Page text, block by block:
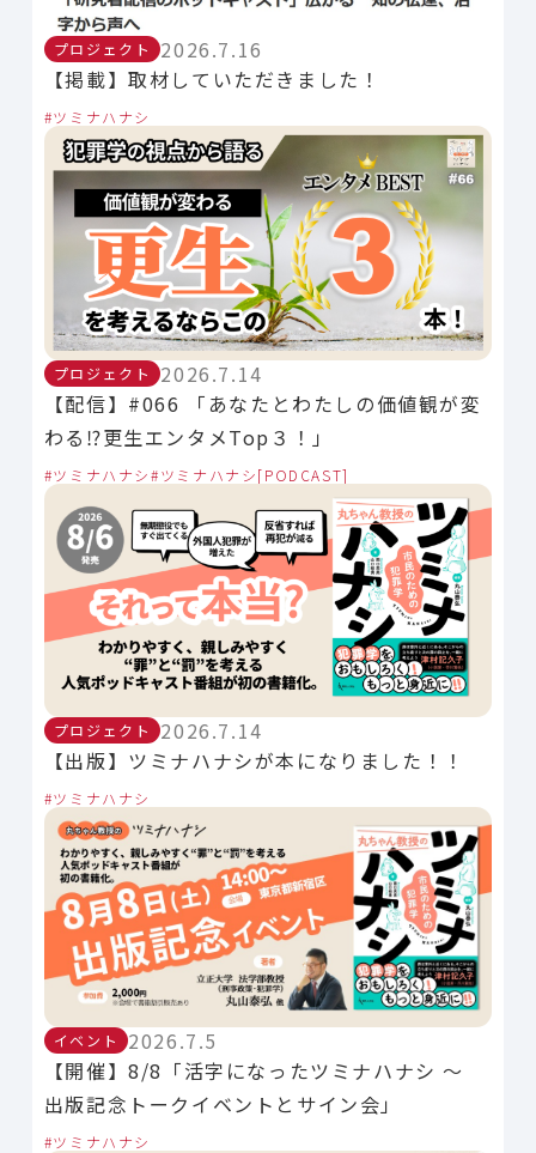
プロジェクト
2026.7.16
【掲載】取材していただきました！
ツミナハナシ
プロジェクト
2026.7.14
【配信】#066 「あなたとわたしの価値観が変
わる⁉︎更生エンタメTop３！」
ツミナハナシ ツミナハナシ[PODCAST]
プロジェクト
2026.7.14
【出版】ツミナハナシが本になりました！！
ツミナハナシ
イベント
2026.7.5
【開催】8/8「活字になったツミナハナシ 〜
出版記念トークイベントとサイン会」
ツミナハナシ